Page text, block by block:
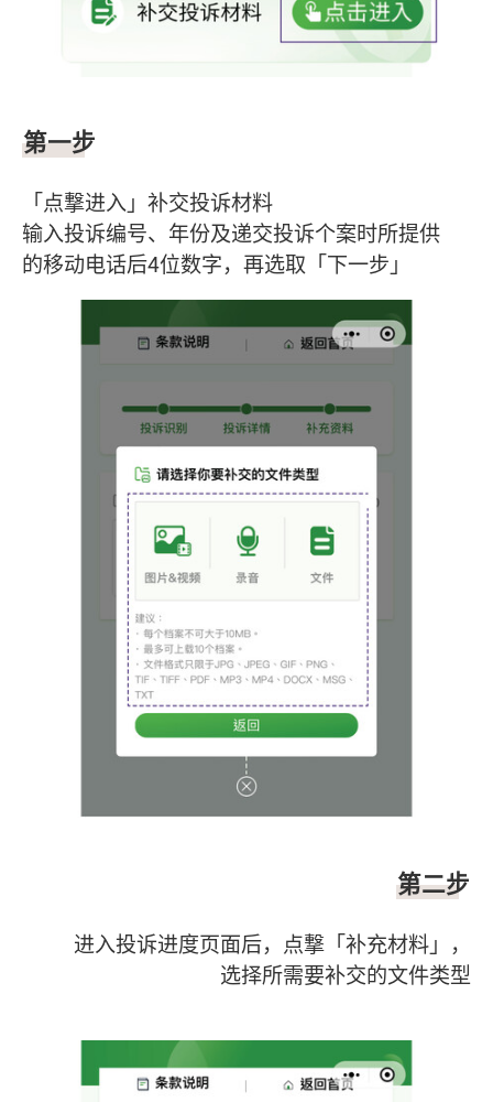
第一步
「点撃进入」补交投诉材料
输入投诉编号、年份及递交投诉个案时所提供
的移动电话后4位数字，再选取「下一步」
第二步
进入投诉进度页面后，点撃「补充材料」，
选择所需要补交的文件类型